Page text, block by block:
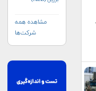
مشاهده همه
شرکت‌ها